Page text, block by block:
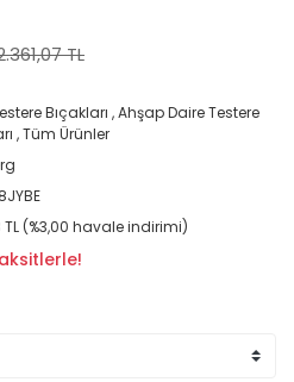
TL
Bıçakları ,Ahşap Daire Testere
,Tüm Ürünler
TL (%3,00 havale indirimi)